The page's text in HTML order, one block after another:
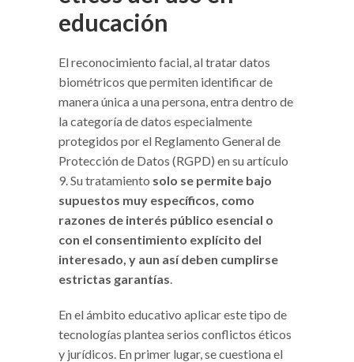
educación
El reconocimiento facial, al tratar datos
biométricos que permiten identificar de
manera única a una persona, entra dentro de
la categoría de datos especialmente
protegidos por el Reglamento General de
Protección de Datos (RGPD) en su artículo
9. Su tratamiento solo se permite bajo
supuestos muy específicos, como
razones de interés público esencial o
con el consentimiento explícito del
interesado, y aun así deben cumplirse
estrictas garantías.
En el ámbito educativo aplicar este tipo de
tecnologías plantea serios conflictos éticos
y jurídicos. En primer lugar, se cuestiona el